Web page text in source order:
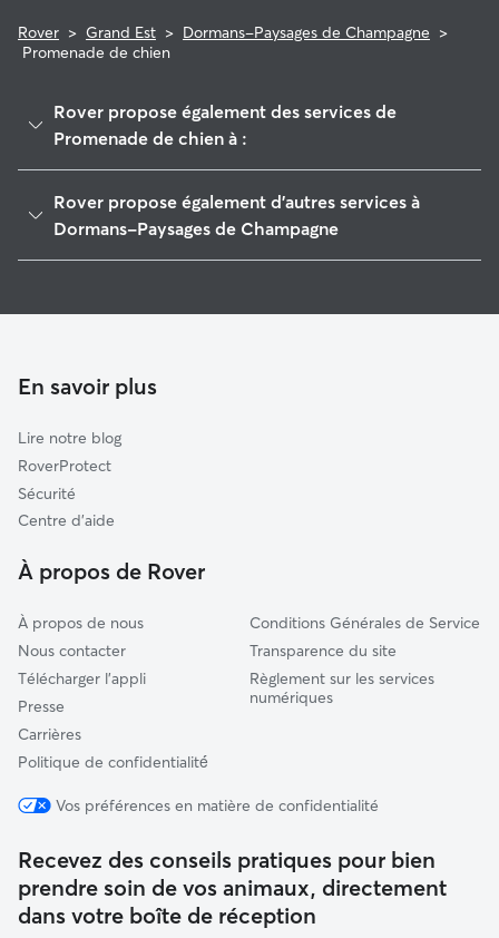
Rover > Grand Est > Dormans-Paysages de Champagne >
Promenade de chien
Rover propose également des services de
Promenade de chien à :
Épernay
Montmirail
Tours-sur-Marne
Château-Thierry
Vertus-Plaine Champenoise
Viels-Maisons
Rover propose également d'autres services à
Dormans-Paysages de Champagne
Garderie pour chien à Dormans-Paysages De Champagne
En savoir plus
Lire notre blog
RoverProtect
Sécurité
Centre d'aide
À propos de Rover
À propos de nous
Nous contacter
Télécharger l'appli
Presse
Carrières
Politique de confidentialité́
Conditions Générales de Service
Transparence du site
Règlement sur les services
numériques
Vos préférences en matière de confidentialité
Recevez des conseils pratiques pour bien
prendre soin de vos animaux, directement
dans votre boîte de réception